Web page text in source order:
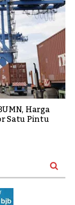
Harga
Satu Pintu